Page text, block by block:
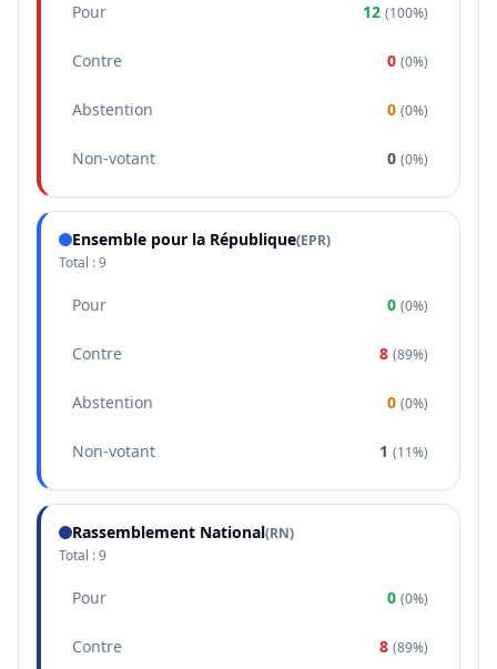
Pour 12 (100%)
Contre 0 (0%)
Abstention 0 (0%)
Non-votant 0 (0%)
Ensemble pour la République(EPR)
Total :9
Pour 0 (0%)
Contre 8 (89%)
Abstention 0 (0%)
Non-votant 1 (11%)
Rassemblement National(RN)
Total :9
Pour 0 (0%)
Contre 8 (89%)